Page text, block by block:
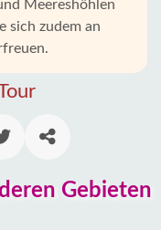
Meereshöhlen
sich zudem an
Gebieten